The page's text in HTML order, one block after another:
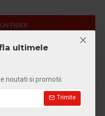
ultimele
noutati si promotii:
Trimite
FIŞIER